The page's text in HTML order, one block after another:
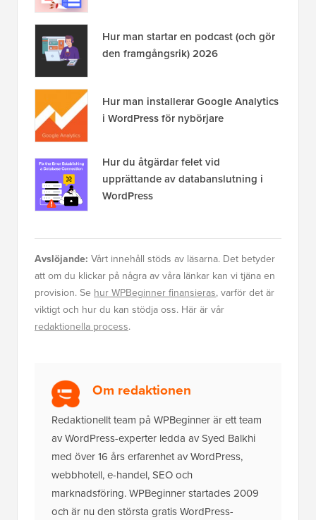
Hur man startar en podcast (och gör
den framgångsrik) 2026
Hur man installerar Google Analytics
i WordPress för nybörjare
Hur du åtgärdar felet vid
upprättande av databanslutning i
WordPress
Avslöjande: Vårt innehåll stöds av läsarna. Det betyder
att om du klickar på några av våra länkar kan vi tjäna en
provision. Se hur WPBeginner finansieras, varför det är
viktigt och hur du kan stödja oss. Här är vår
redaktionella process.
Om redaktionen
Redaktionellt team på WPBeginner är ett team
av WordPress-experter ledda av Syed Balkhi
med över 16 års erfarenhet av WordPress,
webbhotell, e-handel, SEO och
marknadsföring. WPBeginner startades 2009
och är nu den största gratis WordPress-